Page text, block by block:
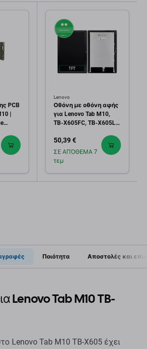
PCB
|
Lenovo
Οθόνη με οθόνη αφής
για Lenovo Tab M10,
TB-X605FC, TB-X605LC,
Aftermarket
50,39 €
ΣΕ ΑΠΌΘΕΜΑ 7
τεμ
Ποιότητα Αποστολές και
Lenovo Tab M10 TB-
Lenovo Tab M10 TB-X605 έχει